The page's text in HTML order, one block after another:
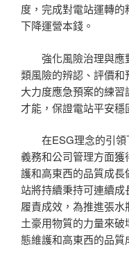
度，完成對電站運轉的
下降運營本錢。
強化風險治理與
類風險的辨認、評價
大力度應急預案的練
才能，保證電站平安穩
在ESG理念的引
義務和公司管理方面
護和高東西的品質成
站將持續秉持可連續
履責成效，為推進張
土豪用物質的力量來
態維護和高東西的品質